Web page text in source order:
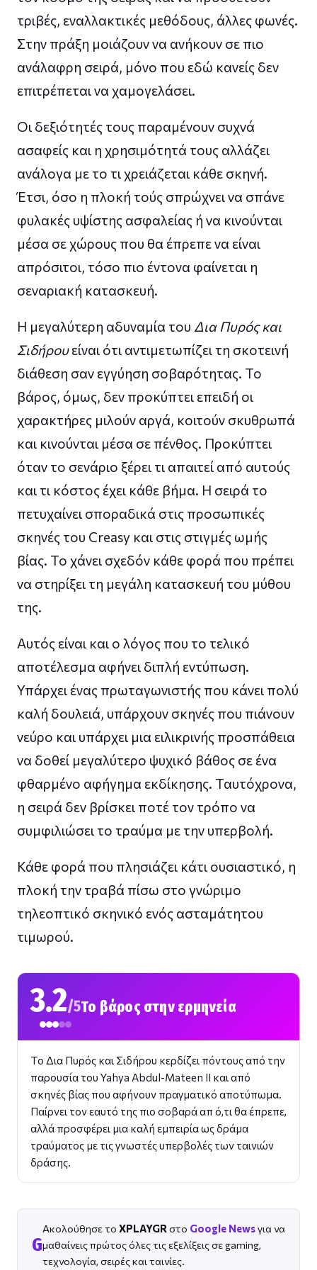
τριβές, εναλλακτικές μεθόδους, άλλες φωνές.
Στην πράξη μοιάζουν να ανήκουν σε πιο
ανάλαφρη σειρά, μόνο που εδώ κανείς δεν
επιτρέπεται να χαμογελάσει.
Οι δεξιότητές τους παραμένουν συχνά
ασαφείς και η χρησιμότητά τους αλλάζει
ανάλογα με το τι χρειάζεται κάθε σκηνή.
Έτσι, όσο η πλοκή τούς σπρώχνει να σπάνε
φυλακές υψίστης ασφαλείας ή να κινούνται
μέσα σε χώρους που θα έπρεπε να είναι
απρόσιτοι, τόσο πιο έντονα φαίνεται η
σεναριακή κατασκευή.
Η μεγαλύτερη αδυναμία του Δια Πυρός και
Σιδήρουείναι ότι αντιμετωπίζει τη σκοτεινή
διάθεση σαν εγγύηση σοβαρότητας. Το
βάρος, όμως, δεν προκύπτει επειδή οι
χαρακτήρες μιλούν αργά, κοιτούν σκυθρωπά
και κινούνται μέσα σε πένθος. Προκύπτει
όταν το σενάριο ξέρει τι απαιτεί από αυτούς
και τι κόστος έχει κάθε βήμα. Η σειρά το
πετυχαίνει σποραδικά στις προσωπικές
σκηνές του Creasy και στις στιγμές ωμής
βίας. Το χάνει σχεδόν κάθε φορά που πρέπει
να στηρίξει τη μεγάλη κατασκευή του μύθου
της.
Αυτός είναι και ο λόγος που το τελικό
αποτέλεσμα αφήνει διπλή εντύπωση.
Υπάρχει ένας πρωταγωνιστής που κάνει πολύ
καλή δουλειά, υπάρχουν σκηνές που πιάνουν
νεύρο και υπάρχει μια ειλικρινής προσπάθεια
να δοθεί μεγαλύτερο ψυχικό βάθος σε ένα
φθαρμένο αφήγημα εκδίκησης. Ταυτόχρονα,
η σειρά δεν βρίσκει ποτέ τον τρόπο να
συμφιλιώσει το τραύμα με την υπερβολή.
Κάθε φορά που πλησιάζει κάτι ουσιαστικό, η
πλοκή την τραβά πίσω στο γνώριμο
τηλεοπτικό σκηνικό ενός ασταμάτητου
τιμωρού.
3.2/5Το βάρος στην ερμηνεία
Το Δια Πυρός και Σιδήρου κερδίζει πόντους από την
παρουσία του Yahya Abdul-Mateen II και από
σκηνές βίας που αφήνουν πραγματικό αποτύπωμα.
Παίρνει τον εαυτό της πιο σοβαρά απ ό,τι θα έπρεπε,
αλλά προσφέρει μια καλή εμπειρία ως δράμα
τραύματος με τις γνωστές υπερβολές των ταινιών
δράσης.
G
Ακολούθησε το XPLAYGR στο Google Newsγια να
μαθαίνεις πρώτος όλες τις εξελίξεις σε gaming,
τεχνολογία, σειρές και ταινίες.